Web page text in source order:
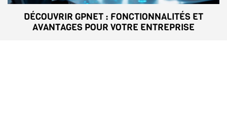
DÉCOUVRIR GPNET : FONCTIONNALITÉS ET
AVANTAGES POUR VOTRE ENTREPRISE